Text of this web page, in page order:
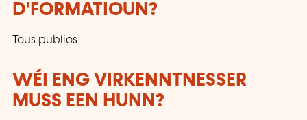
D'FORMATIOUN?
Tous publics
WÉI ENG VIRKENNTNESSER
MUSS EEN HUNN?